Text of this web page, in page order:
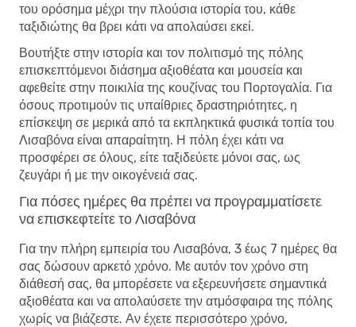
του ορόσημα μέχρι την πλούσια ιστορία του, κάθε
ταξιδιώτης θα βρει κάτι να απολαύσει εκεί.
Βουτήξτε στην ιστορία και τον πολιτισμό της πόλης
επισκεπτόμενοι διάσημα αξιοθέατα και μουσεία και
αφεθείτε στην ποικιλία της κουζίνας του Πορτογαλία. Για
όσους προτιμούν τις υπαίθριες δραστηριότητες, η
επίσκεψη σε μερικά από τα εκπληκτικά φυσικά τοπία του
Λισαβόνα είναι απαραίτητη. Η πόλη έχει κάτι να
προσφέρει σε όλους, είτε ταξιδεύετε μόνοι σας, ως
ζευγάρι ή με την οικογένειά σας.
Για πόσες ημέρες θα πρέπει να προγραμματίσετε
να επισκεφτείτε το Λισαβόνα
Για την πλήρη εμπειρία του Λισαβόνα, 3 έως 7 ημέρες θα
σας δώσουν αρκετό χρόνο. Με αυτόν τον χρόνο στη
διάθεσή σας, θα μπορέσετε να εξερευνήσετε σημαντικά
αξιοθέατα και να απολαύσετε την ατμόσφαιρα της πόλης
χωρίς να βιάζεστε. Αν έχετε περισσότερο χρόνο,